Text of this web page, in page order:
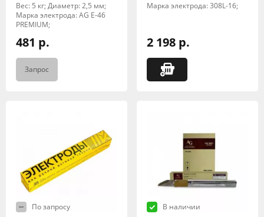
Вес: 5 кг; Диаметр: 2,5 мм;
Марка электрода: AG E-46
PREMIUM;
481 р.
Запрос
Марка электрода: 308L-16;
2 198 р.
По запросу
В наличии